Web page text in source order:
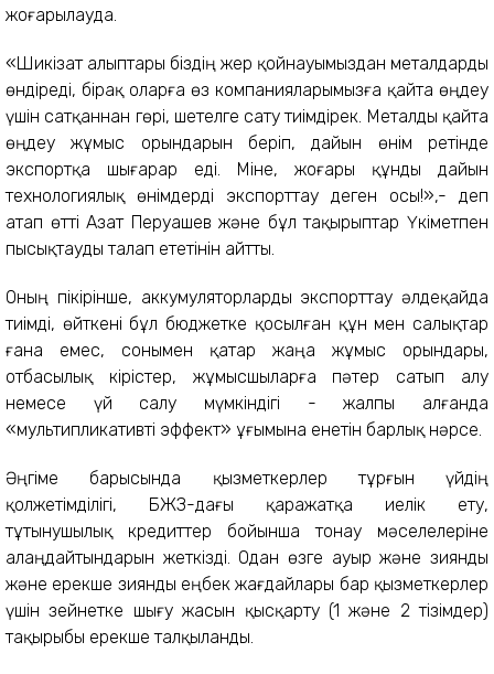
жоғарылауда.
«Шикізат алыптары біздің жер қойнауымыздан металдарды
өндіреді, бірақ оларға өз компанияларымызға қайта өңдеу
үшін сатқаннан гөрі, шетелге сату тиімдірек. Металды қайта
өңдеу жұмыс орындарын беріп, дайын өнім ретінде
экспортқа шығарар еді. Міне, жоғары құнды дайын
технологиялық өнімдерді экспорттау деген осы!»,- деп
атап өтті Азат Перуашев және бұл тақырыптар Үкіметпен
пысықтауды талап ететінін айтты.
Оның пікірінше, аккумуляторларды экспорттау әлдеқайда
тиімді, өйткені бұл бюджетке қосылған құн мен салықтар
ғана емес, сонымен қатар жаңа жұмыс орындары,
отбасылық кірістер, жұмысшыларға пәтер сатып алу
немесе үй салу мүмкіндігі - жалпы алғанда
«мультипликативті эффект» ұғымына енетін барлық нәрсе.
Әңгіме барысында қызметкерлер тұрғын үйдің
қолжетімділігі, БЖЗҚ-дағы қаражатқа иелік ету,
тұтынушылық кредиттер бойынша тонау мәселелеріне
алаңдайтындарын жеткізді. Одан өзге ауыр және зиянды
және ерекше зиянды еңбек жағдайлары бар қызметкерлер
үшін зейнетке шығу жасын қысқарту (1 және 2 тізімдер)
тақырыбы ерекше талқыланды.